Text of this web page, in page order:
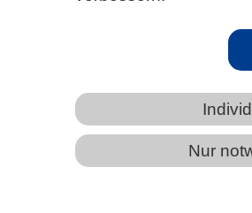
Nur
an Drittstaaten